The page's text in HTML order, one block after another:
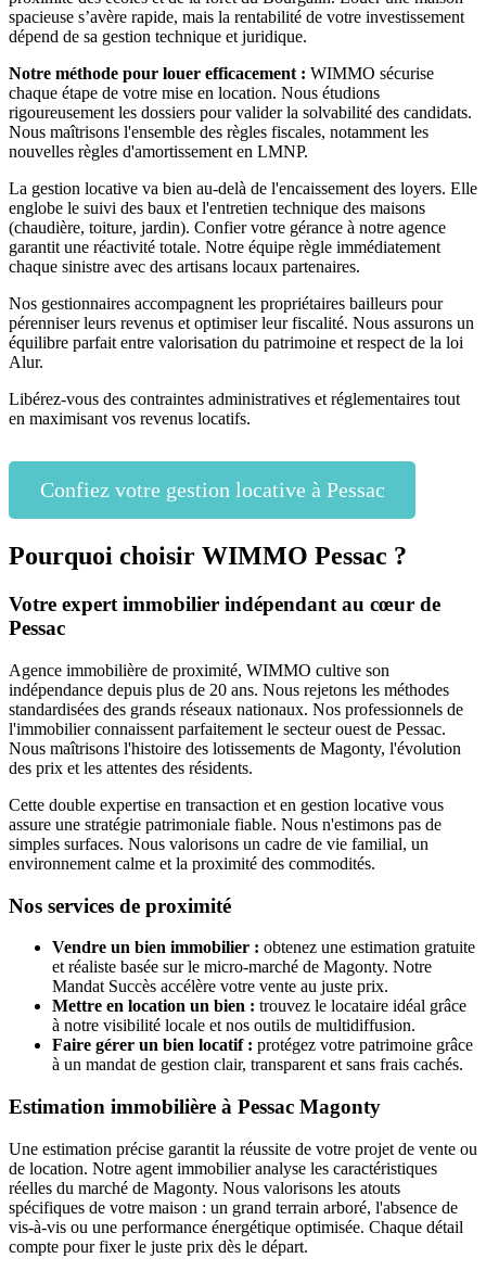
spacieuse s’avère rapide, mais la rentabilité de votre investissement
dépend de sa gestion technique et juridique.
Notre méthode pour louer efficacement : WIMMO sécurise
chaque étape de votre mise en location. Nous étudions
rigoureusement les dossiers pour valider la solvabilité des candidats.
Nous maîtrisons l'ensemble des règles fiscales, notamment les
nouvelles règles d'amortissement en LMNP.
La gestion locative va bien au-delà de l'encaissement des loyers. Elle
englobe le suivi des baux et l'entretien technique des maisons
(chaudière, toiture, jardin). Confier votre gérance à notre agence
garantit une réactivité totale. Notre équipe règle immédiatement
chaque sinistre avec des artisans locaux partenaires.
Nos gestionnaires accompagnent les propriétaires bailleurs pour
pérenniser leurs revenus et optimiser leur fiscalité. Nous assurons un
équilibre parfait entre valorisation du patrimoine et respect de la loi
Alur.
Libérez-vous des contraintes administratives et réglementaires tout
en maximisant vos revenus locatifs.
Confiez votre gestion locative à Pessac
Pourquoi choisir WIMMO Pessac ?
Votre expert immobilier indépendant au cœur de
Pessac
Agence immobilière de proximité, WIMMO cultive son
indépendance depuis plus de 20 ans. Nous rejetons les méthodes
standardisées des grands réseaux nationaux. Nos professionnels de
l'immobilier connaissent parfaitement le secteur ouest de Pessac.
Nous maîtrisons l'histoire des lotissements de Magonty, l'évolution
des prix et les attentes des résidents.
Cette double expertise en transaction et en gestion locative vous
assure une stratégie patrimoniale fiable. Nous n'estimons pas de
simples surfaces. Nous valorisons un cadre de vie familial, un
environnement calme et la proximité des commodités.
Nos services de proximité
Vendre un bien immobilier : obtenez une estimation gratuite
et réaliste basée sur le micro-marché de Magonty. Notre
Mandat Succès accélère votre vente au juste prix.
Mettre en location un bien : trouvez le locataire idéal grâce
à notre visibilité locale et nos outils de multidiffusion.
Faire gérer un bien locatif : protégez votre patrimoine grâce
à un mandat de gestion clair, transparent et sans frais cachés.
Estimation immobilière à Pessac Magonty
Une estimation précise garantit la réussite de votre projet de vente ou
de location. Notre agent immobilier analyse les caractéristiques
réelles du marché de Magonty. Nous valorisons les atouts
spécifiques de votre maison : un grand terrain arboré, l'absence de
vis-à-vis ou une performance énergétique optimisée. Chaque détail
compte pour fixer le juste prix dès le départ.